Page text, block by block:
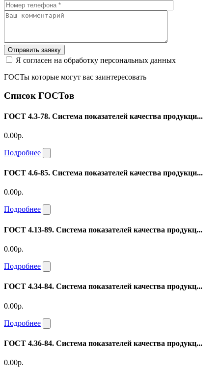
Отправить заявку
Я согласен на обработку персональных данных
ГОСТы которые могут вас заинтересовать
Список ГОСТов
ГОСТ 4.3-78. Система показателей качества продукци...
0.00р.
Подробнее
ГОСТ 4.6-85. Система показателей качества продукци...
0.00р.
Подробнее
ГОСТ 4.13-89. Система показателей качества продукц...
0.00р.
Подробнее
ГОСТ 4.34-84. Система показателей качества продукц...
0.00р.
Подробнее
ГОСТ 4.36-84. Система показателей качества продукц...
0.00р.